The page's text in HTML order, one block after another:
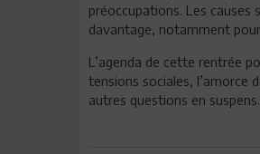
préoccupations. Les
davantage, notamment pour
L’agenda de cette rentrée
tensions sociales, l’amorce
autres questions en